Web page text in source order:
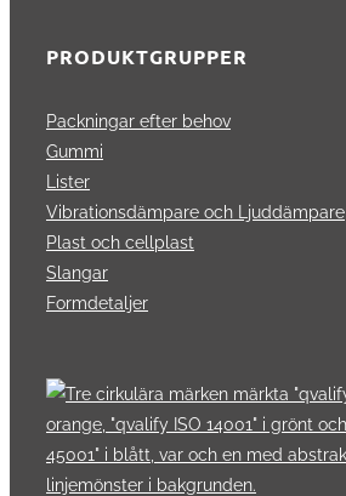
PRODUKTGRUPPER
Packningar efter behov
Gummi
Lister
Vibrationsdämpare och Ljuddämpare
Plast och cellplast
Slangar
Formdetaljer